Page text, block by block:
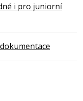
i pro juniorní